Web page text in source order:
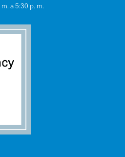
a 5:30 p. m.